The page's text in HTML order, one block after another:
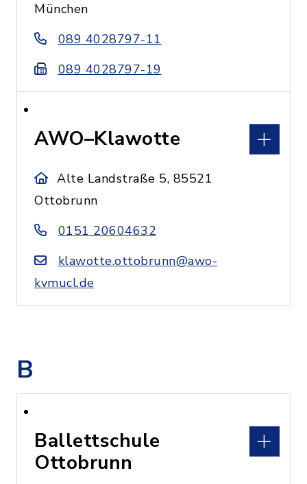
München
089 4028797-11
089 4028797-19
AWO–Klawotte
Alte Landstraße 5, 85521
Ottobrunn
0151 20604632
klawotte.ottobrunn@awo-
kvmucl.de
B
Ballettschule
Ottobrunn